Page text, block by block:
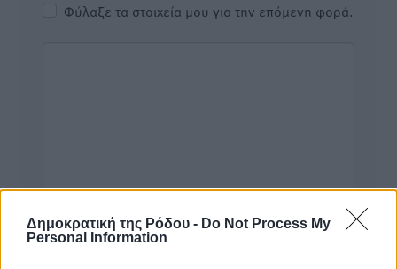
Δημοκρατική της Ρόδου - Do Not Process My
Personal Information
Φύλαξε τα στοιχεία μου για την επόμενη φορά.